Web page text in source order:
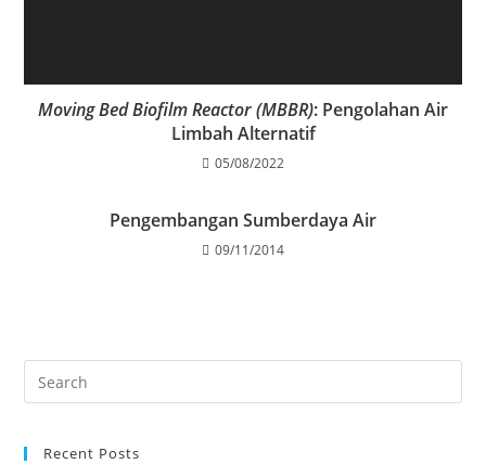
Moving Bed Biofilm Reactor (MBBR): Pengolahan Air
Limbah Alternatif
05/08/2022
Pengembangan Sumberdaya Air
09/11/2014
Recent Posts